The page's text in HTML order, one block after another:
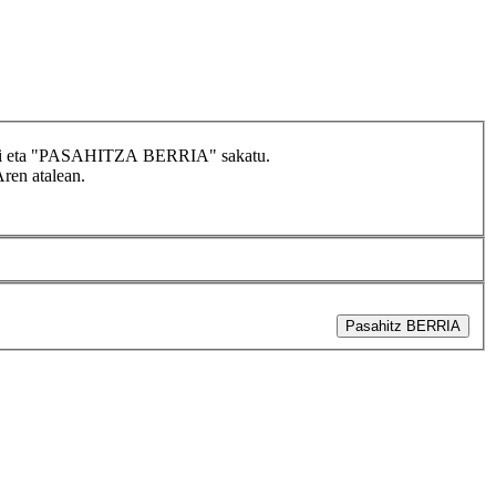
eta "PASAHITZA BERRIA" sakatu.
atalean.
Pasahitz BERRIA